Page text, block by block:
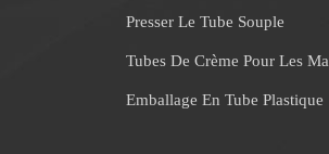
Presser Le Tube Souple
Tubes De Crème Pour Les
Emballage En Tube Plastique